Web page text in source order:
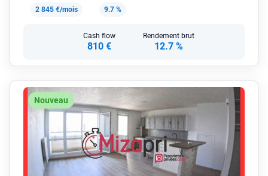
2 845 €/mois
9.7 %
Cash flow
810 €
Rendement brut
12.7 %
Nouveau